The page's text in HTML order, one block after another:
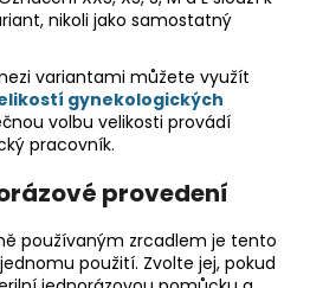
nikoli jako samostatný
variantami můžete využít
gynekologických
volbu velikosti provádí
pracovník.
provedení
používaným zrcadlem je tento
použití. Zvolte jej, pokud